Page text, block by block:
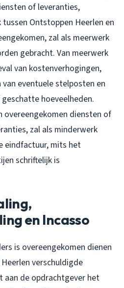
of leveranties,
Ontstoppen Heerlen en
zal als meerwerk
gebracht. Van meerwerk
van kostenverhogingen,
eventuele stelposten en
hoeveelheden.
overeengekomen diensten of
zal als minderwerk
eindfactuur, mits het
schriftelijk is
en Incasso
is overeengekomen dienen
verschuldigde
aan de opdrachtgever het